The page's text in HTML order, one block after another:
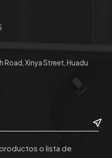
Road, Xinya Street, Huadu
o lista de